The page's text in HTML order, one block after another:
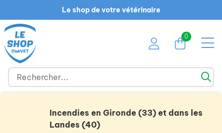
Le shop de votre vétérinaire
0
Incendies en Gironde (33) et dans les
Landes (40)